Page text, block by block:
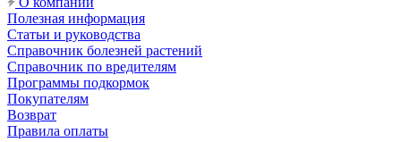
Полезная информация
Статьи и руководства
Справочник болезней растений
Справочник по вредителям
Программы подкормок
Покупателям
Возврат
Правила оплаты